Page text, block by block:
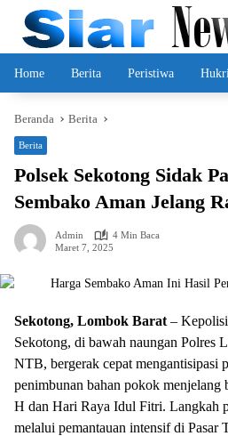
Langsung
konten
Home Berita Peristiwa
Beranda Berita
Berita
Polsek Sekotong Sidak
Sembako Aman Jelang
Admin
4 Min Baca
Maret 7, 2025
Sekotong, Lombok Barat –
Sekotong, di bawah naungan Polres
NTB, bergerak cepat mengantisipasi
penimbunan bahan pokok menjelang
H dan Hari Raya Idul Fitri. Langkah
melalui pemantauan intensif di Pasar